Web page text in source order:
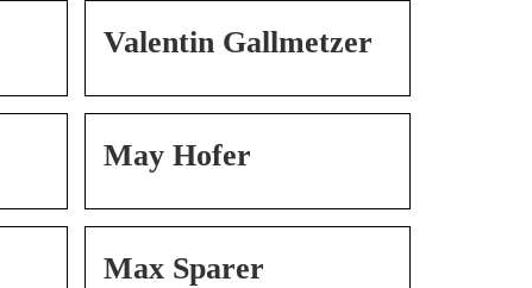
Valentin Gallmetzer
May Hofer
Max Sparer